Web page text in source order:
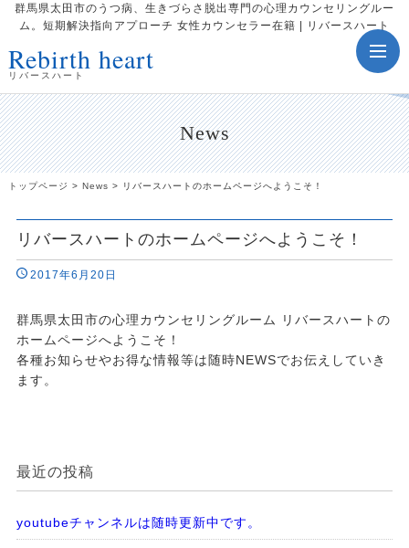
群馬県太田市のうつ病、生きづらさ脱出専門の心理カウンセリングルー
ム。短期解決指向アプローチ 女性カウンセラー在籍 | リバースハート
Rebirth heart
リバースハート
News
トップページ > News > リバースハートのホームページへようこそ！
リバースハートのホームページへようこそ！
2017年6月20日
群馬県太田市の心理カウンセリングルーム リバースハートの
ホームページへようこそ！
各種お知らせやお得な情報等は随時NEWSでお伝えしていき
ます。
最近の投稿
youtubeチャンネルは随時更新中です。
toggle